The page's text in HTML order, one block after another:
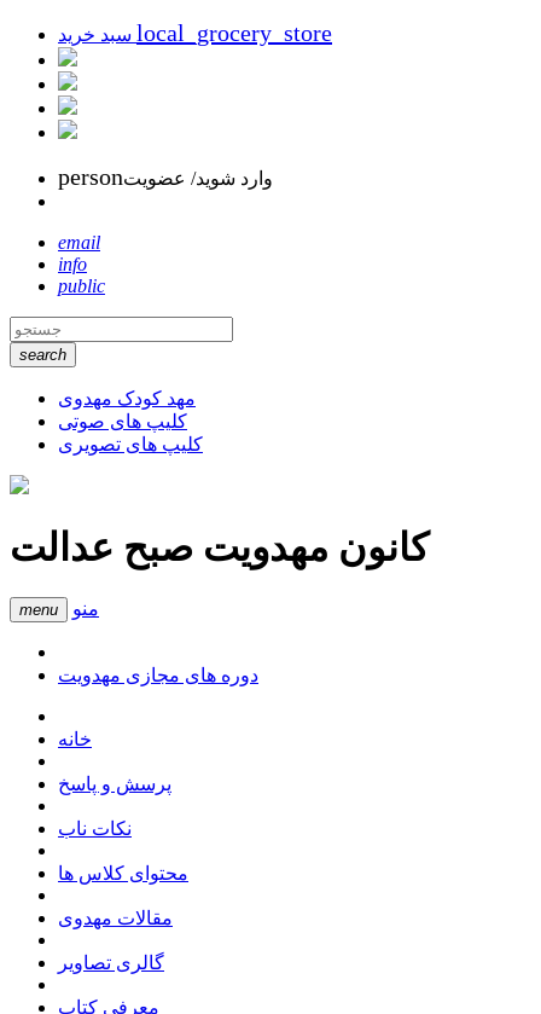
local_grocery_store
personوارد شوید/ عضویت
email
info
public
search
مهد کودک مهدوی
کلیپ های صوتی
کلیپ های تصویری
کانون مهدویت صبح عدالت
menu منو
دوره های مجازی مهدویت
خانه
پرسش و پاسخ
نکات ناب
محتوای کلاس ها
مقالات مهدوی
گالری تصاویر
معرفی کتاب